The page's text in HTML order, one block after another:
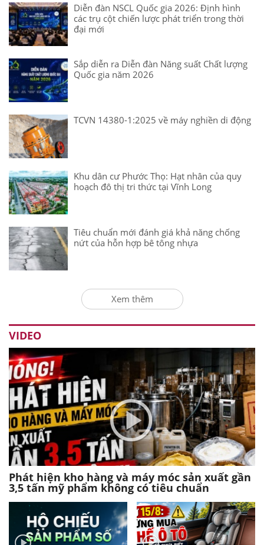
Diễn đàn NSCL Quốc gia 2026: Định hình
các trụ cột chiến lược phát triển trong thời
đại mới
Sắp diễn ra Diễn đàn Năng suất Chất lượng
Quốc gia năm 2026
TCVN 14380-1:2025 về máy nghiền di động
Khu dân cư Phước Thọ: Hạt nhân của quy
hoạch đô thị tri thức tại Vĩnh Long
Tiêu chuẩn mới đánh giá khả năng chống
nứt của hỗn hợp bê tông nhựa
Xem thêm
VIDEO
Phát hiện kho hàng và máy móc sản xuất gần
3,5 tấn mỹ phẩm không có tiêu chuẩn